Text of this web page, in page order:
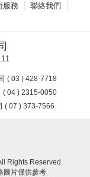
服務
聯絡我們
( 03 ) 428-7718
( 04 ) 2315-0050
( 07 ) 373-7566
Rights Reserved.
圖片僅供參考